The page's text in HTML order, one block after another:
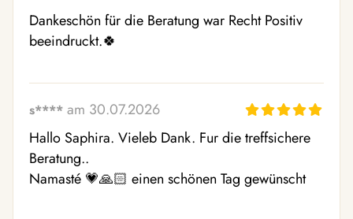
Dankeschön für die Beratung war Recht Positiv
beeindruckt.🍀
s**** am 30.07.2026
Hallo Saphira. Vieleb Dank. Fur die treffsichere
Beratung..
Namasté 💗🙏🏻 einen schönen Tag gewünscht